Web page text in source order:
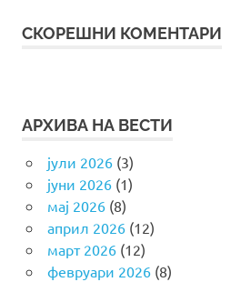
СКОРЕШНИ КОМЕНТАРИ
АРХИВА НА ВЕСТИ
јули 2026(3)
јуни 2026(1)
мај 2026(8)
април 2026(12)
март 2026(12)
февруари 2026(8)